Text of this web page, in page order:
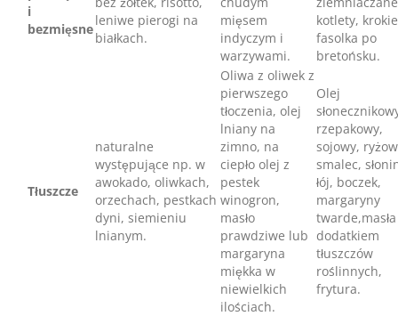
i
bezmięsne
leniwe pierogi na
białkach.
mięsem
indyczym i
warzywami.
kotlety,
fasolka po
bretońsku.
Tłuszcze
naturalne
występujące np. w
awokado, oliwkach,
orzechach, pestkach
dyni, siemieniu
lnianym.
Oliwa z oliwek z
pierwszego
tłoczenia, olej
lniany na
zimno, na
ciepło olej z
pestek
winogron,
masło
prawdziwe lub
margaryna
miękka w
niewielkich
ilościach.
Olej
rzepakowy,
sojowy,
smalec,
łój, boczek,
margaryny
dodatkiem
tłuszczów
roślinnych,
frytura.